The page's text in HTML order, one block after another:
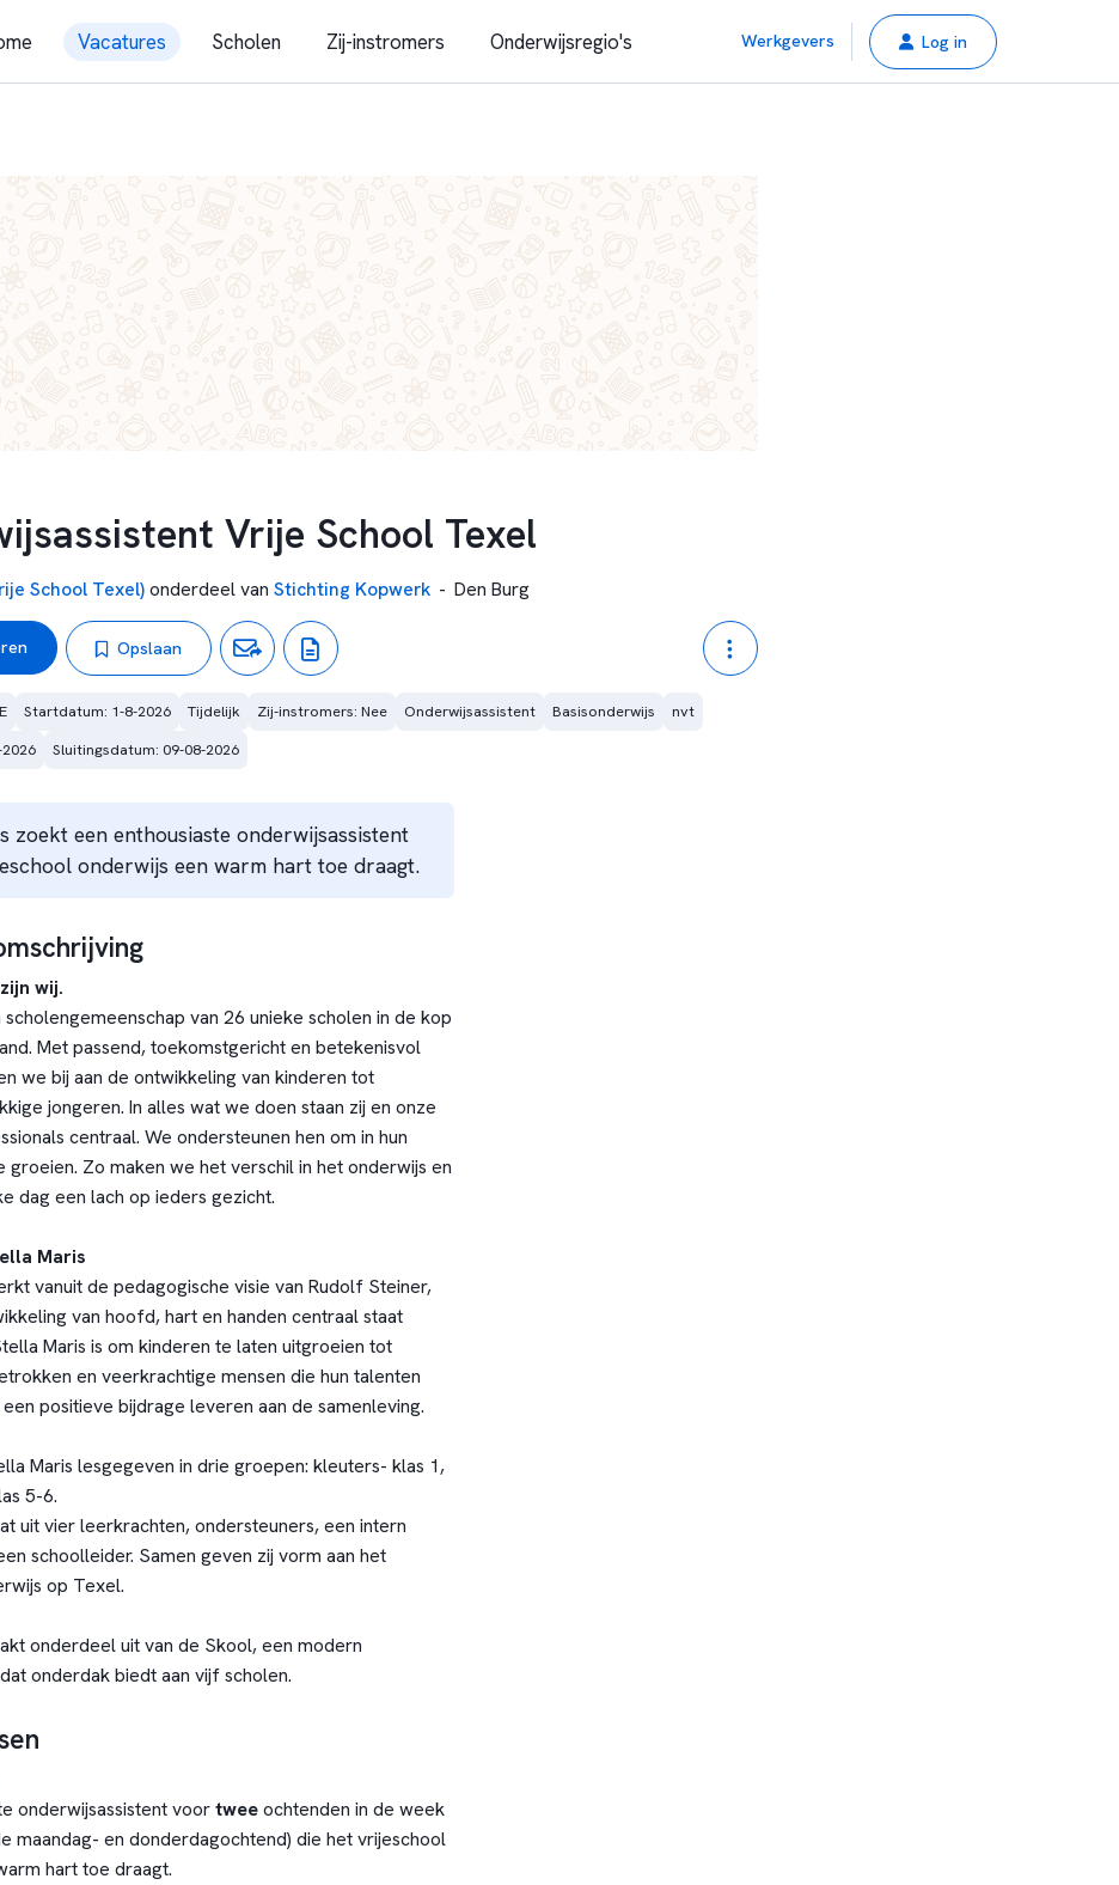
Vacatures Scholen Zij-instromers Onderwijsregio's Werkgevers Log in
Vrije School Texel
School Texel)onderdeel van Stichting Kopwerk - Den Burg
Opslaan
Startdatum: 1-8-2026 Tijdelijk Zij-instromers: Nee Onderwijsassistent Basisonderwijs
nvt
Sluitingsdatum: 09-08-2026
zoekt een enthousiaste onderwijsassistent
onderwijs een warm hart toe draagt.
wij.
van 26 unieke scholen in de kop
Met passend, toekomstgericht en betekenisvol
we bij aan de ontwikkeling van kinderen tot
jongeren. In alles wat we doen staan zij en onze
centraal. We ondersteunen hen om in hun
groeien. Zo maken we het verschil in het onderwijs en
dag een lach op ieders gezicht.
Maris
vanuit de pedagogische visie van Rudolf Steiner,
van hoofd, hart en handen centraal staat
Maris is om kinderen te laten uitgroeien tot
en veerkrachtige mensen die hun talenten
positieve bijdrage leveren aan de samenleving.
Maris lesgegeven in drie groepen: kleuters- klas 1,
5-6.
uit vier leerkrachten, ondersteuners, een intern
schoolleider. Samen geven zij vorm aan het
op Texel.
onderdeel uit van de Skool, een modern
onderdak biedt aan vijf scholen.
onderwijsassistent voortweeochtenden in de week
maandag- en donderdagochtend) die het vrijeschool
hart toe draagt.